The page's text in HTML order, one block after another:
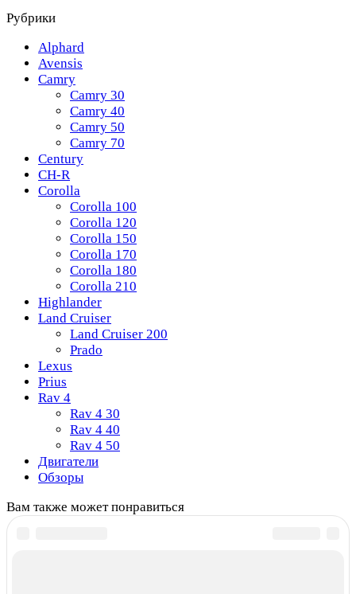
Рубрики
Alphard
Avensis
Camry
Camry 30
Camry 40
Camry 50
Camry 70
Century
CH-R
Corolla
Corolla 100
Corolla 120
Corolla 150
Corolla 170
Corolla 180
Corolla 210
Highlander
Land Cruiser
Land Cruiser 200
Prado
Lexus
Prius
Rav 4
Rav 4 30
Rav 4 40
Rav 4 50
Двигатели
Обзоры
Вам также может понравиться